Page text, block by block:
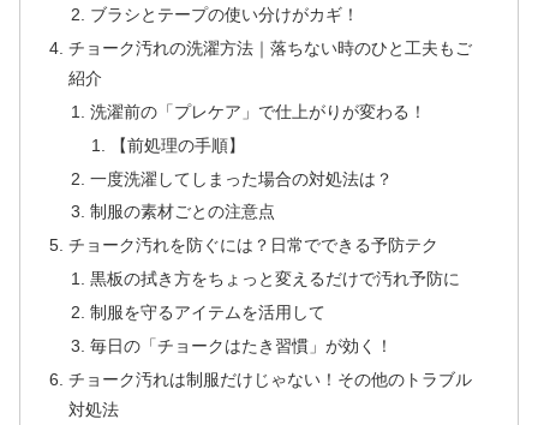
ブラシとテープの使い分けがカギ！
チョーク汚れの洗濯方法｜落ちない時のひと工夫もご
紹介
洗濯前の「プレケア」で仕上がりが変わる！
【前処理の手順】
一度洗濯してしまった場合の対処法は？
制服の素材ごとの注意点
チョーク汚れを防ぐには？日常でできる予防テク
黒板の拭き方をちょっと変えるだけで汚れ予防に
制服を守るアイテムを活用して
毎日の「チョークはたき習慣」が効く！
チョーク汚れは制服だけじゃない！その他のトラブル
対処法